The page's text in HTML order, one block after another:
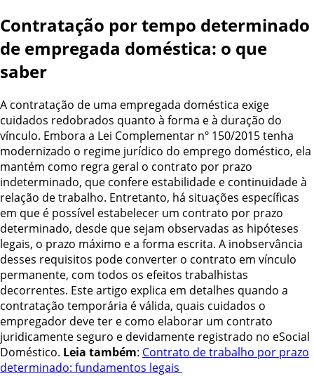
Contratação por tempo determinado
de empregada doméstica: o que
saber
A contratação de uma empregada doméstica exige
cuidados redobrados quanto à forma e à duração do
vínculo. Embora a Lei Complementar nº 150/2015 tenha
modernizado o regime jurídico do emprego doméstico, ela
mantém como regra geral o contrato por prazo
indeterminado, que confere estabilidade e continuidade à
relação de trabalho. Entretanto, há situações específicas
em que é possível estabelecer um contrato por prazo
determinado, desde que sejam observadas as hipóteses
legais, o prazo máximo e a forma escrita. A inobservância
desses requisitos pode converter o contrato em vínculo
permanente, com todos os efeitos trabalhistas
decorrentes. Este artigo explica em detalhes quando a
contratação temporária é válida, quais cuidados o
empregador deve ter e como elaborar um contrato
juridicamente seguro e devidamente registrado no eSocial
Doméstico. Leia também: Contrato de trabalho por prazo
determinado: fundamentos legais